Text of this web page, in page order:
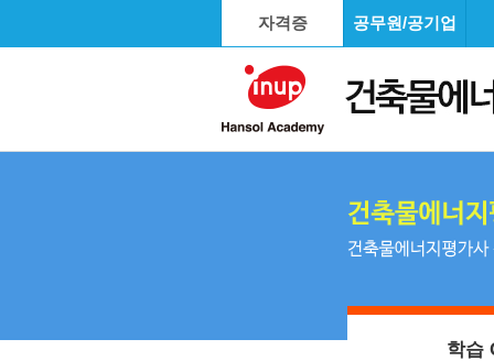
자격증 공무원/공기업
학습